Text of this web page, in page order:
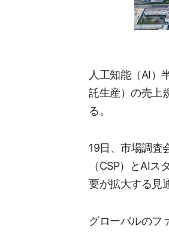
人工知能（AI）
託生産）の売上
る。
19日、市場調査
（CSP）とAI
要が拡大する見
グローバルのフ